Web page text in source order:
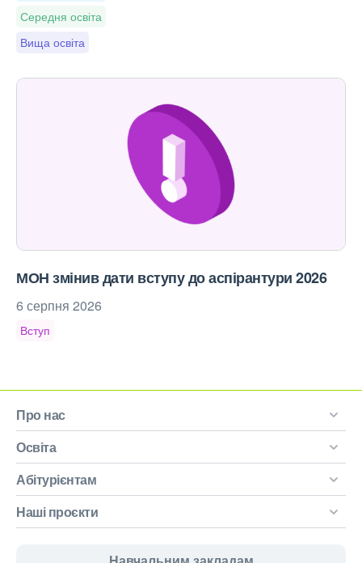
Середня освіта
Вища освіта
МОН змінив дати вступу до аспірантури 2026
6 серпня 2026
Вступ
Про нас
Освіта
Абітурієнтам
Наші проєкти